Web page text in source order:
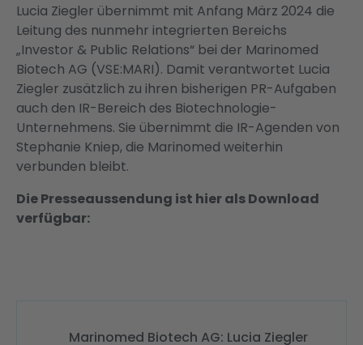
Lucia Ziegler übernimmt mit Anfang März 2024 die
Leitung des nunmehr integrierten Bereichs
„Investor & Public Relations“ bei der Marinomed
Biotech AG (VSE:MARI). Damit verantwortet Lucia
Ziegler zusätzlich zu ihren bisherigen PR-Aufgaben
auch den IR-Bereich des Biotechnologie-
Unternehmens. Sie übernimmt die IR-Agenden von
Stephanie Kniep, die Marinomed weiterhin
verbunden bleibt.
Die Presseaussendung ist hier als Download
verfügbar:
Marinomed Biotech AG: Lucia Ziegler